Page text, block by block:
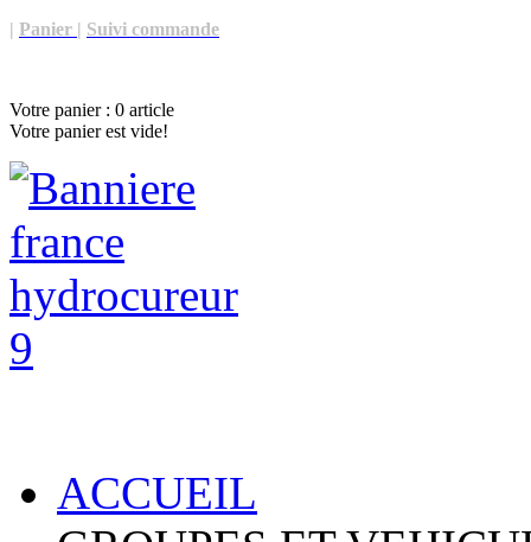
| Panier | Suivi commande
Votre panier : 0 article
Votre panier est vide!
ACCUEIL